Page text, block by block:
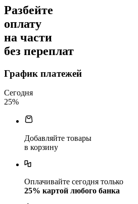
Разбейте
оплату
на части
без переплат
График платежей
Сегодня
25%
Добавляйте товары
в корзину
Оплачивайте сегодня только
25% картой любого банка